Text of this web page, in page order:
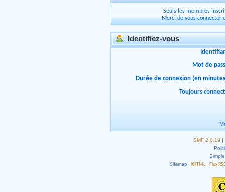
Seuls les membres
Merci de vous connecter
Identifiez-vous
Mot de
Durée de connexion (en
Toujours
SMF 2.0.19 |
Sitemap
XHTML Flux